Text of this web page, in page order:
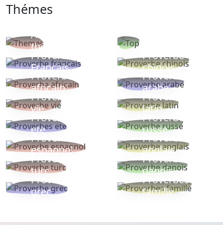
Thémes
Autres
thèmes
Proverbe
Français
Proverbe
chinois
Proverbe
africain
Proverbe
arabe
Proverbe
vie
Proverbe
latin
Proverbes
ete
Proverbe
russe
Proverbe
espagnol
Proverbe
anglais
Proverbe
turc
Proverbe
danois
Proverbe
grec
Proverbes
famille